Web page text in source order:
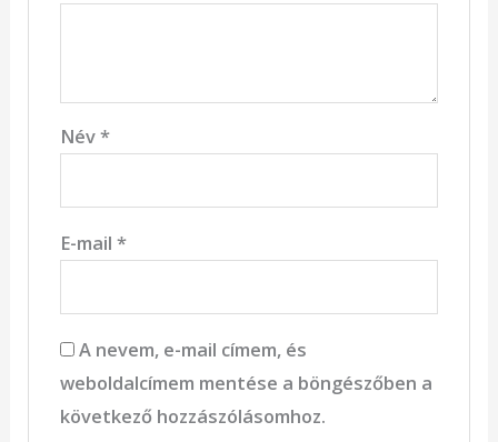
Név*
E-mail *
A nevem, e-mail címem, és
weboldalcímem mentése a böngészőben a
következő hozzászólásomhoz.